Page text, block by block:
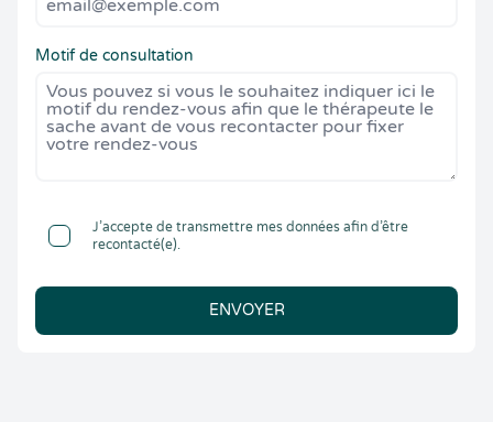
Motif de consultation
J’accepte de transmettre mes données afin d’être
recontacté(e).
ENVOYER